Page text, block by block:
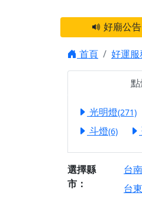
好廟公告
首頁 好運服
光明燈(271)
斗燈(6)
選擇縣
市：
台
台